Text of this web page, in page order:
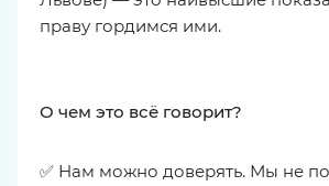
праву гордимся ими.
О чем это всё говорит?
✅ Нам можно доверять. Мы не